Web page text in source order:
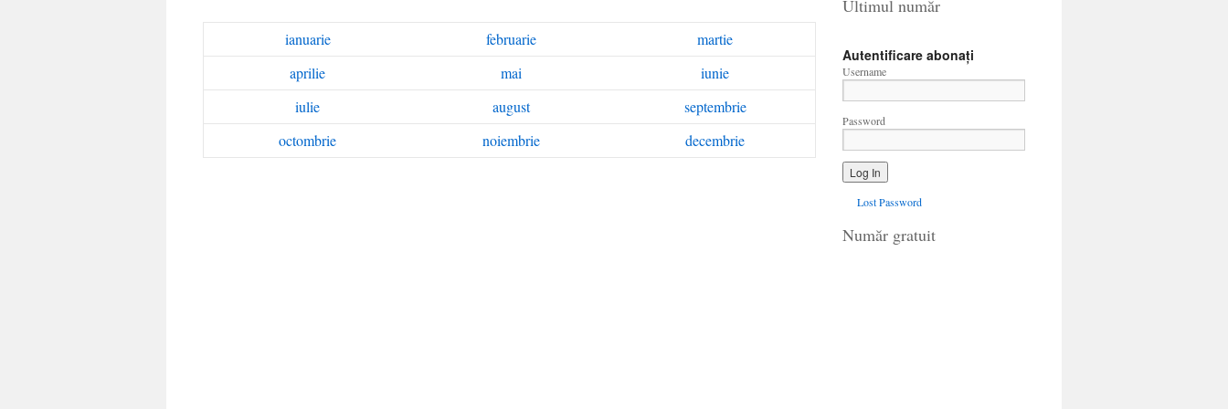
ianuarie februarie
martie
aprilie
mai
iunie
iulie
august
septembrie
octombrie
noiembrie decembrie
Ultimul număr
Autentificare abonați
Username
Password
Lost Password
Număr gratuit